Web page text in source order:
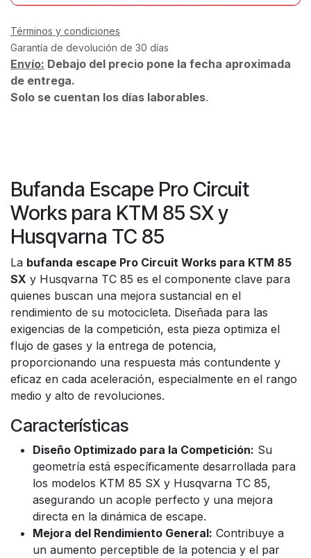
Términos y condiciones
Garantía de devolución de 30 días
Envío: Debajo del precio pone la fecha aproximada
de entrega.
Solo se cuentan los días laborables.
Bufanda Escape Pro Circuit
Works para KTM 85 SX y
Husqvarna TC 85
La bufanda escape Pro Circuit Works para KTM 85
SX y Husqvarna TC 85 es el componente clave para
quienes buscan una mejora sustancial en el
rendimiento de su motocicleta. Diseñada para las
exigencias de la competición, esta pieza optimiza el
flujo de gases y la entrega de potencia,
proporcionando una respuesta más contundente y
eficaz en cada aceleración, especialmente en el rango
medio y alto de revoluciones.
Características
Diseño Optimizado para la Competición: Su
geometría está específicamente desarrollada para
los modelos KTM 85 SX y Husqvarna TC 85,
asegurando un acople perfecto y una mejora
directa en la dinámica de escape.
Mejora del Rendimiento General: Contribuye a
un aumento perceptible de la potencia y el par